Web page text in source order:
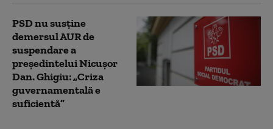
PSD nu susține
demersul AUR de
suspendare a
președintelui Nicușor
Dan. Ghigiu: „Criza
guvernamentală e
suficientă”